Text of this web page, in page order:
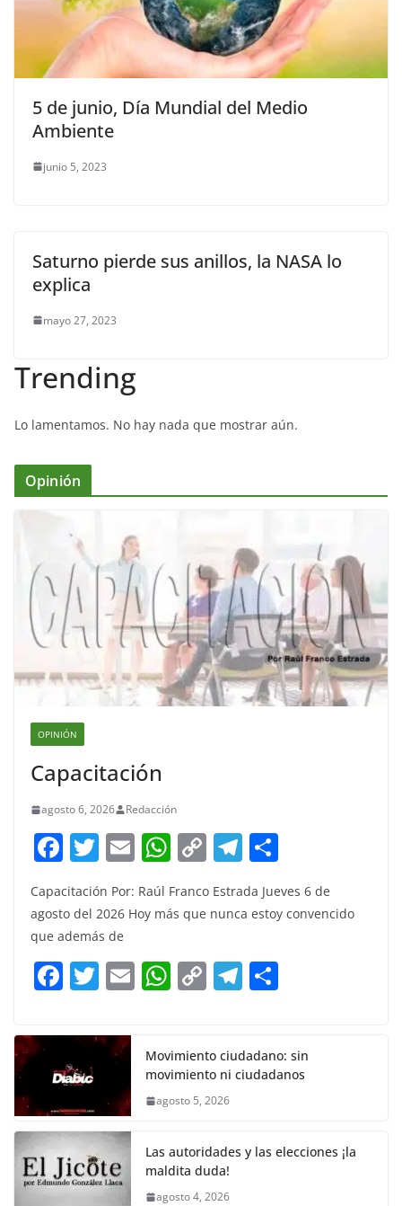
5 de junio, Día Mundial del Medio
Ambiente
junio 5, 2023
Saturno pierde sus anillos, la NASA lo
explica
mayo 27, 2023
Trending
Lo lamentamos. No hay nada que mostrar aún.
Opinión
OPINIÓN
Capacitación
agosto 6, 2026 Redacción
F
a
c
e
b
o
k
T
itt
er
E
m
ai
W
at
A
p
C
p
Li
n
T
el
e
a
m
ar
e
Capacitación Por: Raúl Franco Estrada Jueves 6 de
agosto del 2026 Hoy más que nunca estoy convencido
que además de
F
c
e
b
o
o
k
T
itt
er
E W
s
A
p
C
y
Li
k
T
gr
a
e
Movimiento ciudadano: sin
movimiento ni ciudadanos
agosto 5, 2026
Las autoridades y las elecciones ¡la
maldita duda!
agosto 4, 2026